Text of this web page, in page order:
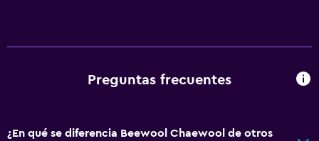
Preguntas frecuentes
¿En qué se diferencia Beewool Chaewool de otros